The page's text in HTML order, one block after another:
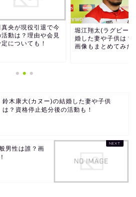
真央が現役引退で今
活動は？理由や会見
についても！
堀江翔太(ラグビー)
婚した妻や子供は？
画像もまとめてみた
鈴木康大(カヌー)の結婚した妻や子供
は？資格停止処分後の活動も！
男性は誰？画